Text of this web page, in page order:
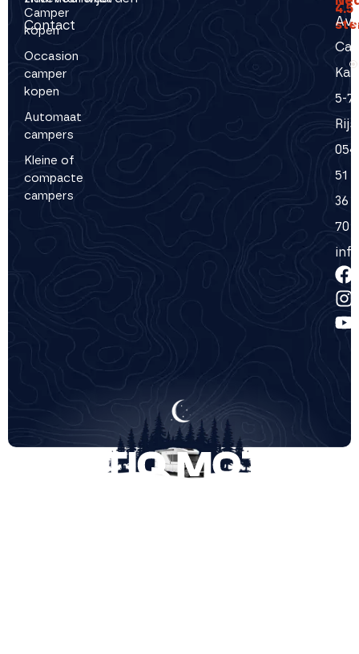
Camper
kopen
Occasion
camper
kopen
Automaat
campers
Kleine of
compacte
campers
Contact
4.5
5-7
51
36
70